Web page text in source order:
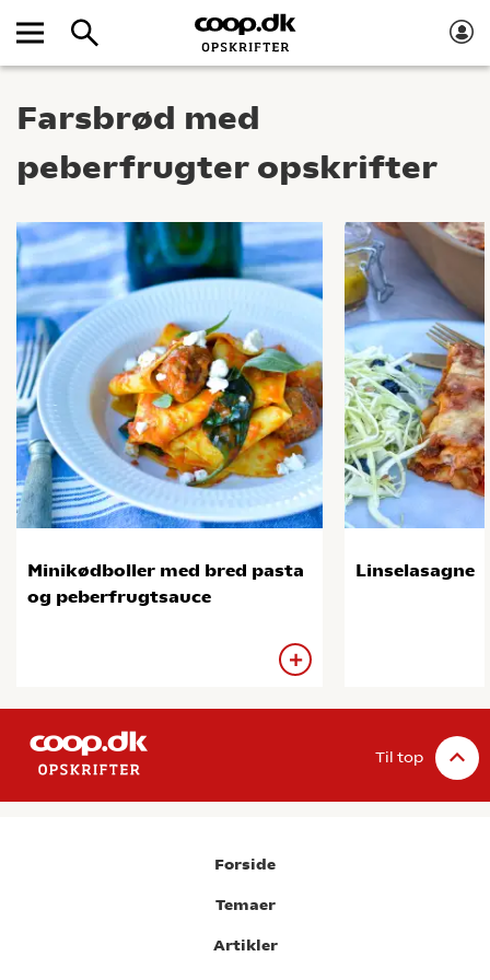
Farsbrød med
peberfrugter opskrifter
Minikødboller med bred pasta
og peberfrugtsauce
Linselasagne
Til top
Forside
Temaer
Artikler